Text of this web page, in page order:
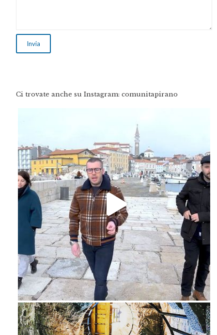
Ci trovate anche su Instagram: comunitapirano
Feb 16